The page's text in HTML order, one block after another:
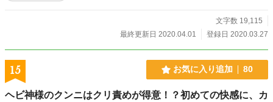
文字数 19,115
最終更新日 2020.04.01
登録日 2020.03.27
15 お気に入り追加 80
ヘビ神様のクンニはクリ責めが得意！？初めての快感に、カ